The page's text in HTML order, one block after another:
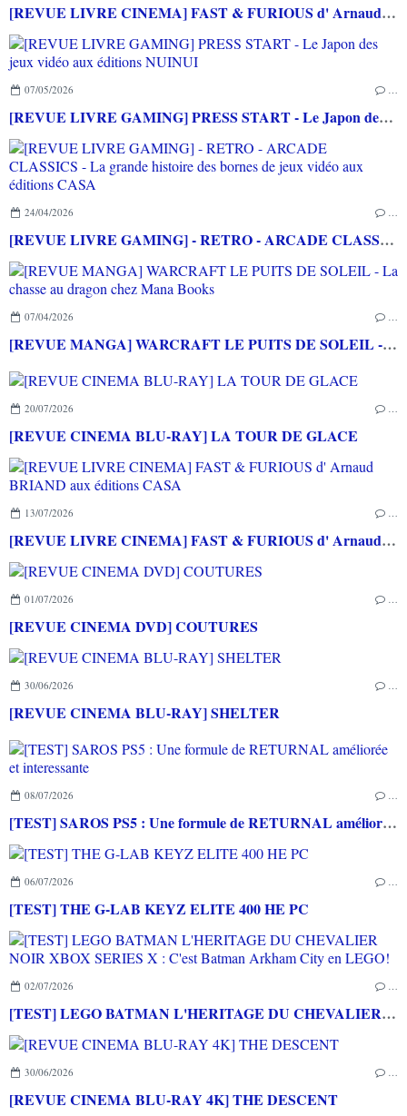
[REVUE LIVRE CINEMA] FAST & FURIOUS d' Arnaud BRIAND aux éditions CASA
07/05/2026 …
[REVUE LIVRE GAMING] PRESS START - Le Japon des jeux vidéo aux éditions NUINUI
24/04/2026 …
[REVUE LIVRE GAMING] - RETRO - ARCADE CLASSICS - La grande histoire des bornes de jeux vidéo aux éditions CASA
07/04/2026 …
[REVUE MANGA] WARCRAFT LE PUITS DE SOLEIL - La chasse au dragon chez Mana Books
20/07/2026 …
[REVUE CINEMA BLU-RAY] LA TOUR DE GLACE
13/07/2026 …
[REVUE LIVRE CINEMA] FAST & FURIOUS d' Arnaud BRIAND aux éditions CASA
01/07/2026 …
[REVUE CINEMA DVD] COUTURES
30/06/2026 …
[REVUE CINEMA BLU-RAY] SHELTER
08/07/2026 …
[TEST] SAROS PS5 : Une formule de RETURNAL améliorée et interessante
06/07/2026 …
[TEST] THE G-LAB KEYZ ELITE 400 HE PC
02/07/2026 …
[TEST] LEGO BATMAN L'HERITAGE DU CHEVALIER NOIR XBOX SERIES X : C'est Batman Arkham City en LEGO!
30/06/2026 …
[REVUE CINEMA BLU-RAY 4K] THE DESCENT